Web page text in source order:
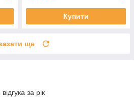
Купити
ще
за рік